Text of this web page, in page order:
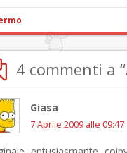
4 commenti a
Giasa
7 Aprile 2009 alle 09:47